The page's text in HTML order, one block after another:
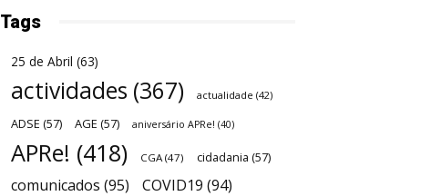
Tags
25 de Abril (63)
actividades (367) actualidade (42)
ADSE (57) AGE (57) aniversário APRe! (40)
APRe! (418) CGA (47) cidadania (57)
comunicados (95) COVID19 (94)